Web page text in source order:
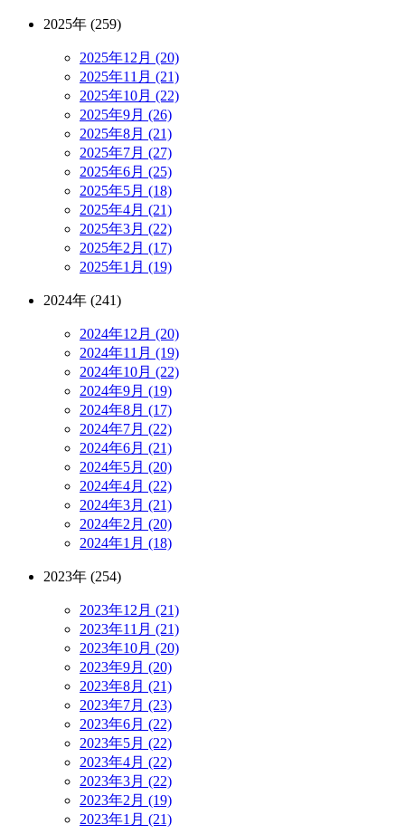
2025年 (259)
2025年12月 (20)
2025年11月 (21)
2025年10月 (22)
2025年9月 (26)
2025年8月 (21)
2025年7月 (27)
2025年6月 (25)
2025年5月 (18)
2025年4月 (21)
2025年3月 (22)
2025年2月 (17)
2025年1月 (19)
2024年 (241)
2024年12月 (20)
2024年11月 (19)
2024年10月 (22)
2024年9月 (19)
2024年8月 (17)
2024年7月 (22)
2024年6月 (21)
2024年5月 (20)
2024年4月 (22)
2024年3月 (21)
2024年2月 (20)
2024年1月 (18)
2023年 (254)
2023年12月 (21)
2023年11月 (21)
2023年10月 (20)
2023年9月 (20)
2023年8月 (21)
2023年7月 (23)
2023年6月 (22)
2023年5月 (22)
2023年4月 (22)
2023年3月 (22)
2023年2月 (19)
2023年1月 (21)